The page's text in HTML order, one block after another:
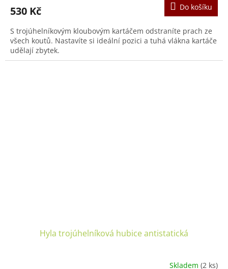
530 Kč Do košíku
S trojúhelníkovým kloubovým kartáčem odstraníte prach ze
všech koutů. Nastavíte si ideální pozici a tuhá vlákna kartáče
udělají zbytek.
Hyla trojúhelníková hubice antistatická
Skladem (2 ks)